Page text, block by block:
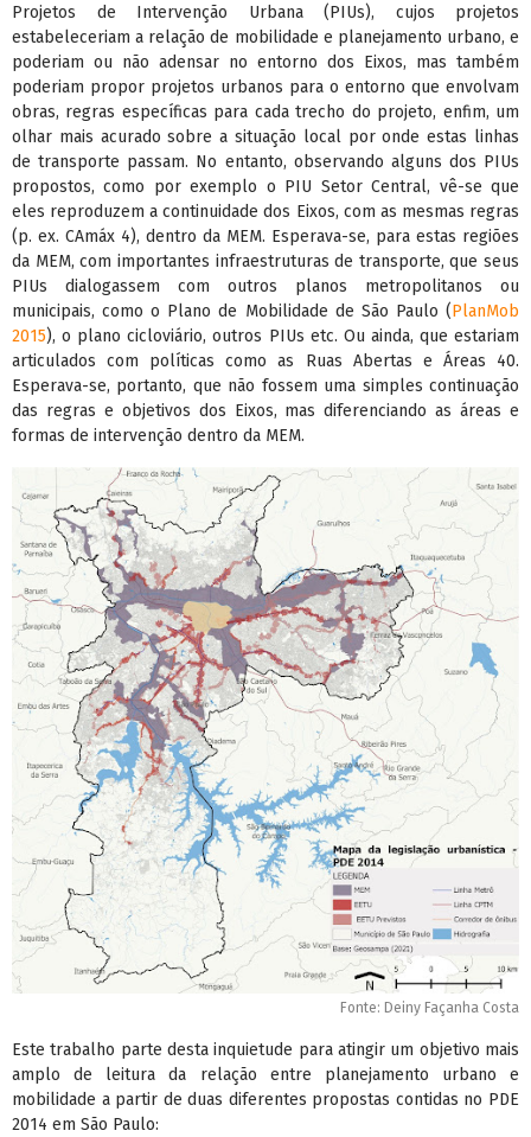
Projetos de Intervenção Urbana (PIUs), cujos projetos
estabeleceriam a relação de mobilidade e planejamento urbano, e
poderiam ou não adensar no entorno dos Eixos, mas também
poderiam propor projetos urbanos para o entorno que envolvam
obras, regras específicas para cada trecho do projeto, enfim, um
olhar mais acurado sobre a situação local por onde estas linhas
de transporte passam. No entanto, observando alguns dos PIUs
propostos, como por exemplo o PIU Setor Central, vê-se que
eles reproduzem a continuidade dos Eixos, com as mesmas regras
(p. ex. CAmáx 4), dentro da MEM. Esperava-se, para estas regiões
da MEM, com importantes infraestruturas de transporte, que seus
PIUs dialogassem com outros planos metropolitanos ou
municipais, como o Plano de Mobilidade de São Paulo (PlanMob
2015), o plano cicloviário, outros PIUs etc. Ou ainda, que estariam
articulados com políticas como as Ruas Abertas e Áreas 40.
Esperava-se, portanto, que não fossem uma simples continuação
das regras e objetivos dos Eixos, mas diferenciando as áreas e
formas de intervenção dentro da MEM.
Fonte: Deiny Façanha Costa
Este trabalho parte desta inquietude para atingir um objetivo mais
amplo de leitura da relação entre planejamento urbano e
mobilidade a partir de duas diferentes propostas contidas no PDE
2014 em São Paulo: